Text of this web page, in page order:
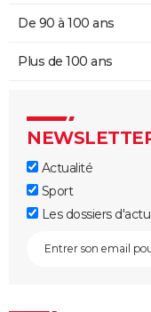
De 90 à 100 ans
Plus de 100 ans
Actualité
Sport
Les dossiers d'actu